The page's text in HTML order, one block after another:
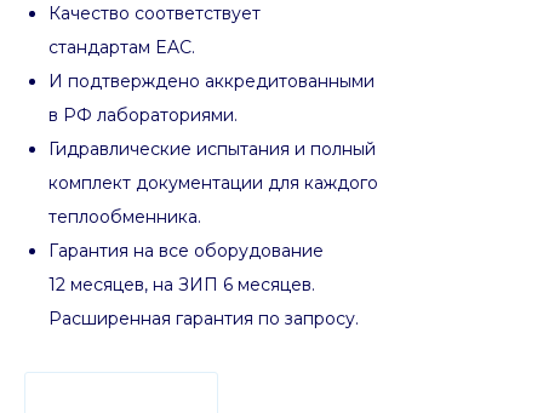
Качество соответствует
стандартам EAC.
И подтверждено аккредитованными
в РФ лабораториями.
Гидравлические испытания и полный
комплект документации для каждого
теплообменника.
Гарантия на все оборудование
12 месяцев, на ЗИП 6 месяцев.
Расширенная гарантия по запросу.